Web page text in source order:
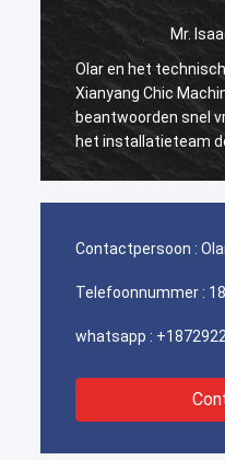
Mr. Isaac
Olar en het technische
Xianyang Chic Machinery
beantwoorden snel
het installatieteam door
blij met deze aankoop..
Contactpersoon :
Telefoonnummer :
whatsapp :